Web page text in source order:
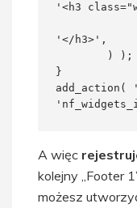
'<h3
'</h3>',
}
A więc
kolejny „Footer
możesz